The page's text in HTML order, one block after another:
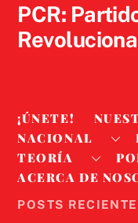
PCR:
¡ÚNETE!
NACIONAL
TEORÍA
ACERCA DE
POSTS